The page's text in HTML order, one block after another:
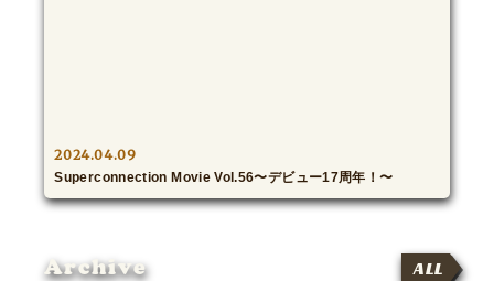
2024.04.09
Superconnection Movie Vol.56〜デビュー17周年！〜
Archive ALL
We Spy!
SPECIAL
#Throwback